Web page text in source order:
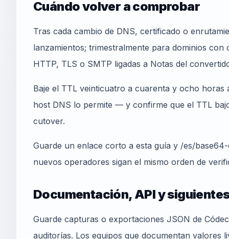
Cuándo volver a comprobar
Tras cada cambio de DNS, certificado o
lanzamientos; trimestralmente para dominios con
HTTP, TLS o SMTP ligadas a Notas del
Baje el TTL veinticuatro a cuarenta y ocho horas
host DNS lo permite — y confirme que el TTL
cutover.
Guarde un enlace corto a esta guía y /es/
nuevos operadores sigan el mismo orden de
Documentación, API y
Guarde capturas o exportaciones JSON de
auditorías. Los equipos que documentan valores